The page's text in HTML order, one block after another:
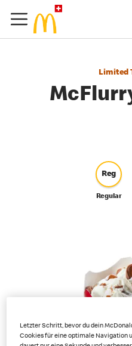
Limited
Reg
Regular
Letzter Schritt, bevor du dein
Cookies für eine optimale Navigation